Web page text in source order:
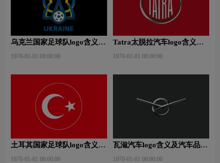
乌克兰国家足球队logo含义及
1970-01-01 08:00:00
Tatra太脱拉汽车logo含义及
1970-01-01 08:00:00
土耳其国家足球队logo含义及
1970-01-01 08:00:00
瓦滋汽车logo含义及汽车品牌
1970-01-01 08:00:00